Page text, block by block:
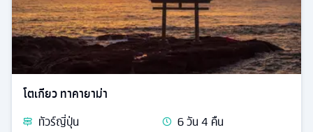
โตเกียว ทาคายาม่า
ทัวร์ญี่ปุ่น 6วัน4 คืน